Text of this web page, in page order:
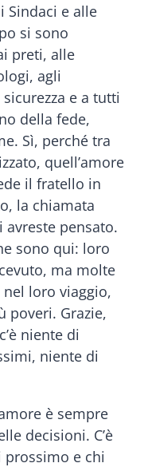
Sindaci e alle
si sono
preti, alle
agli
e a tutti
della fede,
Sì, perché tra
quell’amore
il fratello in
la chiamata
pensato.
sono qui: loro
ma molte
loro viaggio,
poveri. Grazie,
niente di
niente di
è sempre
decisioni. C’è
prossimo e chi